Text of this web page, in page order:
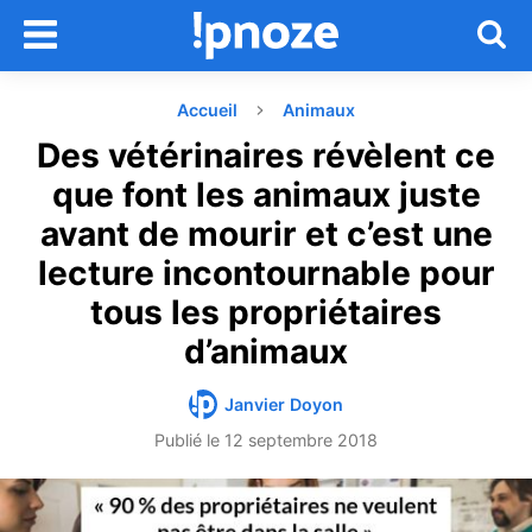
Accueil Animaux
Des vétérinaires révèlent ce
que font les animaux juste
avant de mourir et c’est une
lecture incontournable pour
tous les propriétaires
d’animaux
Janvier Doyon
Publié le 12 septembre 2018